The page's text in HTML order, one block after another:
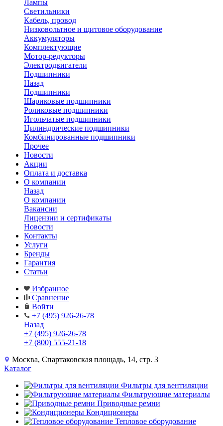
Лампы
Светильники
Кабель, провод
Низковольтное и щитовое оборудование
Аккумуляторы
Комплектующие
Мотор-редукторы
Электродвигатели
Подшипники
Назад
Подшипники
Шариковые подшипники
Роликовые подшипники
Игольчатые подшипники
Цилиндрические подшипники
Комбинированные подшипники
Прочее
Новости
Акции
Оплата и доставка
О компании
Назад
О компании
Вакансии
Лицензии и сертификаты
Новости
Контакты
Услуги
Бренды
Гарантия
Статьи
Избранное
Сравнение
Войти
+7 (495) 926-26-78
Назад
+7 (495) 926-26-78
+7 (800) 555-21-18
Москва, Спартаковская площадь, 14, стр. 3
Каталог
Фильтры для вентиляции
Фильтрующие материалы
Приводные ремни
Кондиционеры
Тепловое оборудование